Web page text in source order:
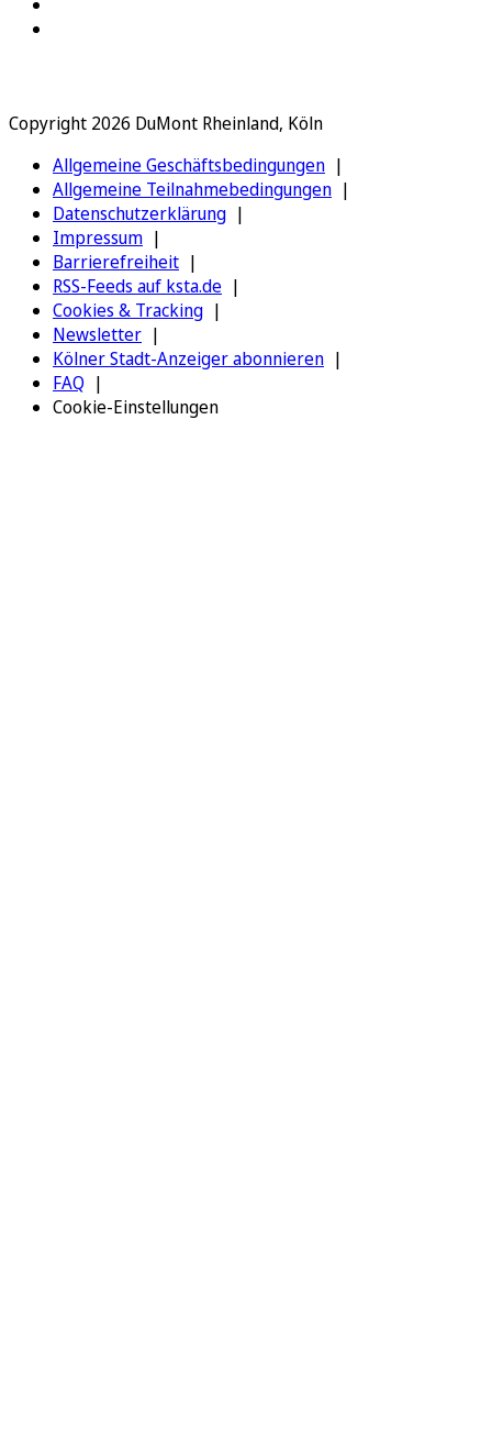
Copyright 2026 DuMont Rheinland, Köln
Allgemeine Geschäftsbedingungen
Allgemeine Teilnahmebedingungen
Datenschutzerklärung
Impressum
Barrierefreiheit
RSS-Feeds auf ksta.de
Cookies & Tracking
Newsletter
Kölner Stadt-Anzeiger abonnieren
FAQ
Cookie-Einstellungen